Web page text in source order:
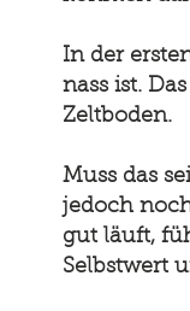
In der
nass ist.
Zeltboden.
Muss das
jedoch
gut läuft,
Selbstwert